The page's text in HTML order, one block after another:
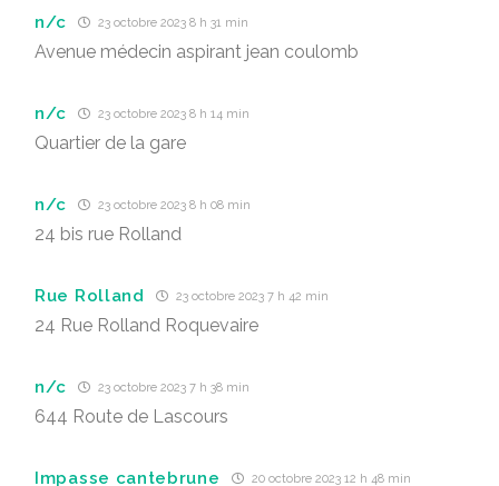
n/c 23 octobre 2023 8 h 31 min
Avenue médecin aspirant jean coulomb
n/c 23 octobre 2023 8 h 14 min
Quartier de la gare
n/c 23 octobre 2023 8 h 08 min
24 bis rue Rolland
Rue Rolland 23 octobre 2023 7 h 42 min
24 Rue Rolland Roquevaire
n/c 23 octobre 2023 7 h 38 min
644 Route de Lascours
Impasse cantebrune 20 octobre 2023 12 h 48 min